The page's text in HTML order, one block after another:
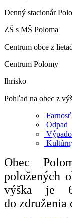
Denný stacionár
ZŠ s MŠ Poloma
Centrum obce z
Centrum Polomy
Ihrisko
Pohľad na obec z
Farnosť
Odpad
Obec
položených
výška je
do združenia